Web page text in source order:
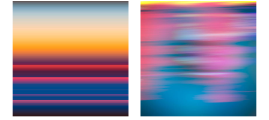
Plage
de
410€
à
1000€
Plage
de
prix :
410€
à
1000€